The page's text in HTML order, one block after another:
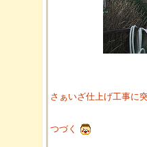
さぁいざ仕上げ工事に
つづく